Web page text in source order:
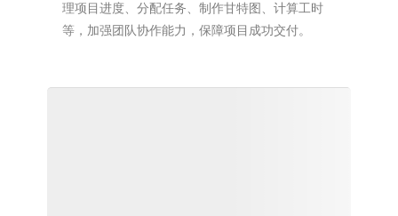
理项目进度、分配任务、制作甘特图、计算工时
等，加强团队协作能力，保障项目成功交付。